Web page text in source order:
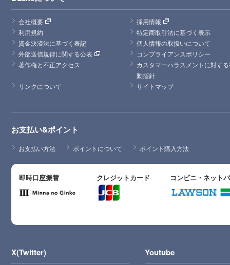
会社概要
採用情報
利用規約
特定商取引法に基づく表示
資金決済法に基づく表記
個人情報の取扱いについて
外部送信規律に関する公表
コンプライアンスポリシー
著作権と不正アクセス
カスタマーハラスメントに対す
動指針
リンクについて
サイトマップ
お支払い&ポイント
お支払い方法 ポイントについて ポイント購入方法
即時口座振替 クレジットカード コンビニ・ネット
X(Twitter) Youtube